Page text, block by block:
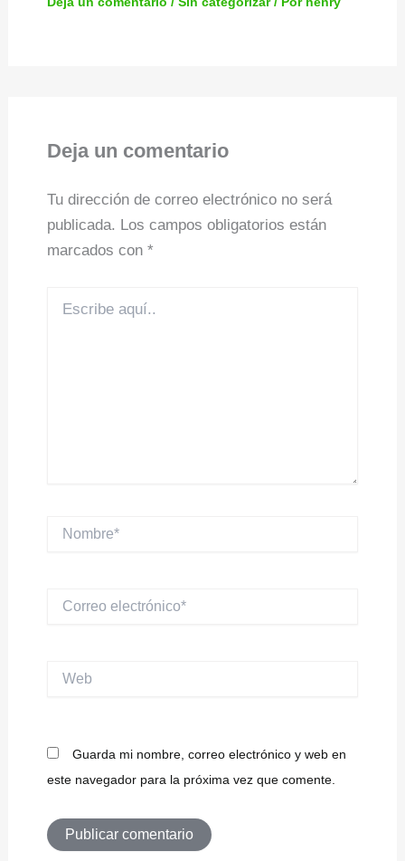
Deja un comentario
Tu dirección de correo electrónico no será
publicada. Los campos obligatorios están
marcados con *
aquí..
Nombre*
electrónico*
Guarda mi nombre, correo electrónico y web en
este navegador para la próxima vez que comente.